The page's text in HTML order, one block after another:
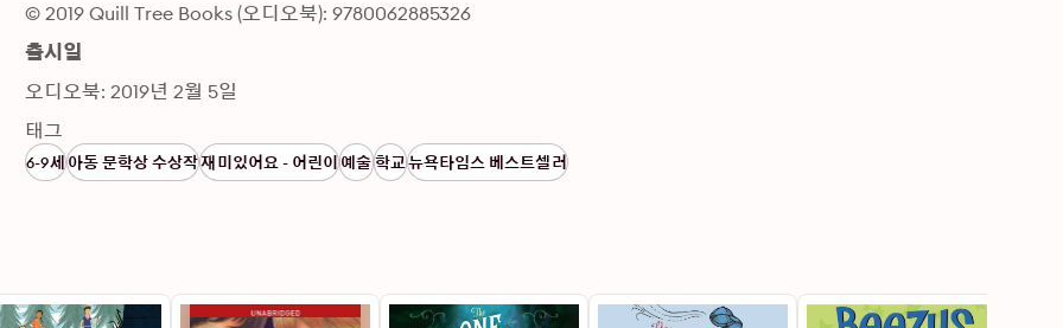
© 2019 Quill Tree Books (오디오북): 9780062885326
출시일
오디오북: 2019년 2월 5일
태그
6-9세아동 문학상 수상작재미있어요 - 어린이예술학교뉴욕타임스 베스트셀러